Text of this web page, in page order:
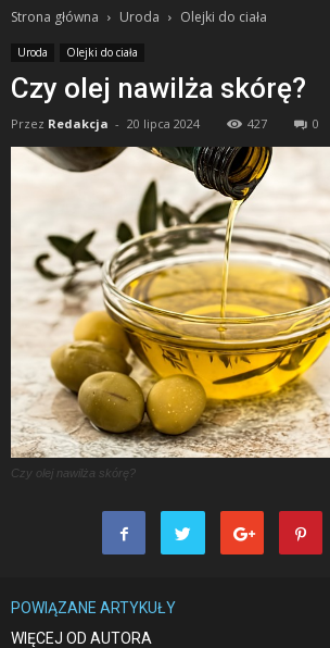
Strona główna Uroda Olejki do ciała
Uroda Olejki do ciała
Czy olej nawilża skórę?
Przez Redakcja - 20 lipca 2024 427 0
Czy olej nawilża skórę?
POWIĄZANE ARTYKUŁY
WIĘCEJ OD AUTORA